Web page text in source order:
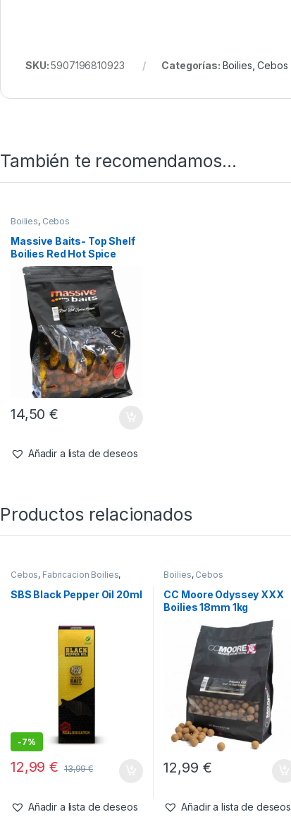
SKU:5907196810923 Categorías: Boilies ,Cebos
También te recomendamos…
Boilies, Cebos
Massive Baits- Top Shelf
Boilies Red Hot Spice
24mm
14,50€
Añadir a lista de deseos
Productos relacionados
Cebos, Fabricacion Boilies,
SBS Black Pepper Oil 20ml
-7%
12,99€ 13,99€
Añadir a lista de deseos
Boilies, Cebos
CC Moore Odyssey XXX
Boilies 18mm 1kg
12,99 €
Añadir a lista de deseos